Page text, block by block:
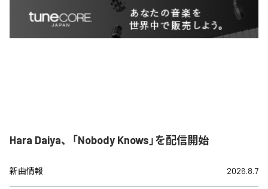
Hara Daiya、「Nobody Knows」を配信開始
新曲情報 2026.8.7